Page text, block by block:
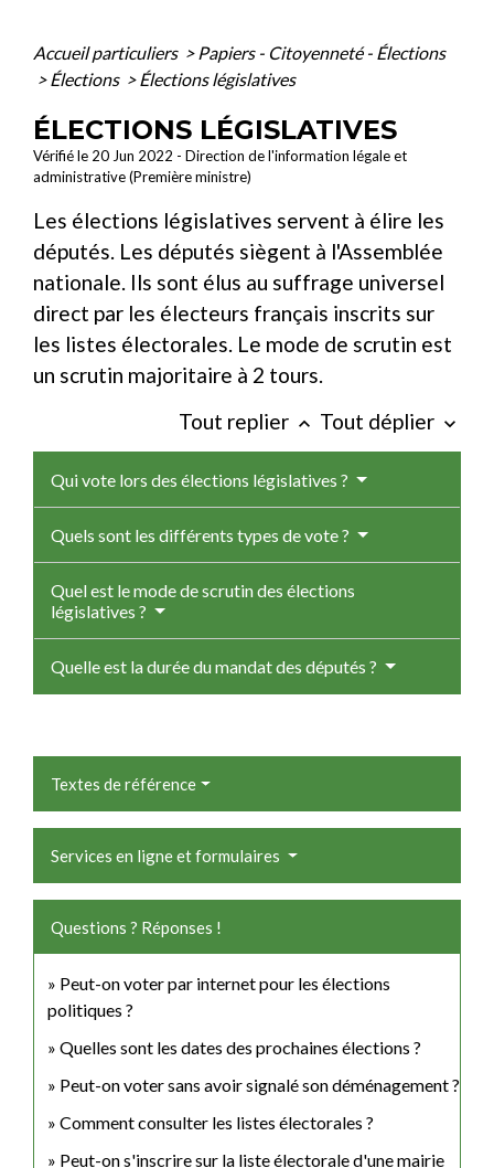
Accueil particuliers > Papiers - Citoyenneté - Élections
> Élections > Élections législatives
ÉLECTIONS LÉGISLATIVES
Vérifié le 20 Jun 2022 - Direction de l'information légale et
administrative (Première ministre)
Les élections législatives servent à élire les
députés. Les députés siègent à l'Assemblée
nationale. Ils sont élus au suffrage universel
direct par les électeurs français inscrits sur
les listes électorales. Le mode de scrutin est
un scrutin majoritaire à 2 tours.
Tout replier keyboard_arrow_up Tout déplier keyboard_arrow_down
Qui vote lors des élections législatives ?
Quels sont les différents types de vote ?
Quel est le mode de scrutin des élections
législatives ?
Quelle est la durée du mandat des députés ?
Textes de référence
Services en ligne et formulaires
Questions ? Réponses !
Peut-on voter par internet pour les élections
politiques ?
Quelles sont les dates des prochaines élections ?
Peut-on voter sans avoir signalé son déménagement ?
Comment consulter les listes électorales ?
Peut-on s'inscrire sur la liste électorale d'une mairie